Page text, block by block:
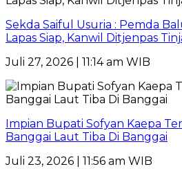
Sekda Saiful Usuria : Pemda
Lapas Siap, Kanwil Ditjenpas
Juli 27, 2026 | 11:14 am WIB
Impian Bupati Sofyan Kaepa
Banggai Laut Tiba Di Banggai
Juli 23, 2026 | 11:56 am WIB